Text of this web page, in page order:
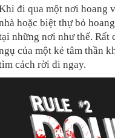
đi qua một nơi hoang
hoặc biệt thự bỏ
những nơi như thế. Rất
của một kẻ tâm thần
cách rời đi ngay.